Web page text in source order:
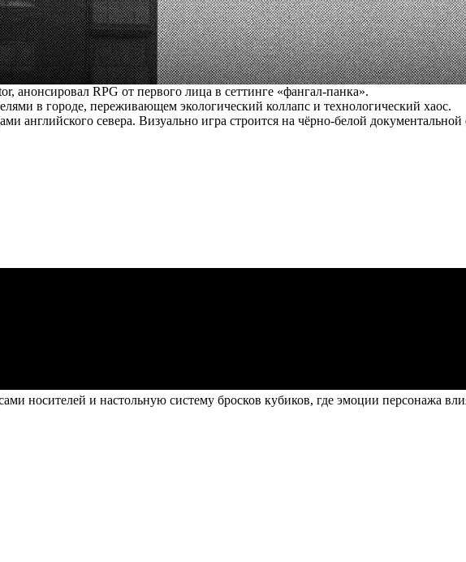
анонсировал RPG от первого лица в сеттинге «фангал-панка».
в городе, переживающем экологический коллапс и технологический хаос.
севера. Визуально игра строится на чёрно-белой
носителей и настольную систему бросков кубиков, где эмоции персонажа